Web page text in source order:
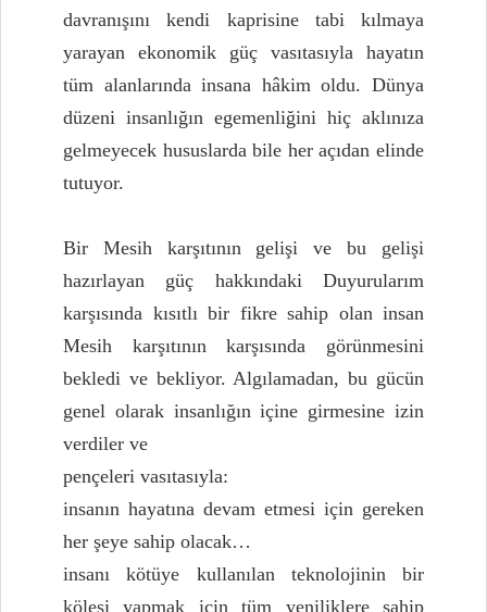
davranışını kendi kaprisine tabi kılmaya
yarayan ekonomik güç vasıtasıyla hayatın
tüm alanlarında insana hâkim oldu. Dünya
düzeni insanlığın egemenliğini hiç aklınıza
gelmeyecek hususlarda bile her açıdan elinde
tutuyor.
Bir Mesih karşıtının gelişi ve bu gelişi
hazırlayan güç hakkındaki Duyurularım
karşısında kısıtlı bir fikre sahip olan insan
Mesih karşıtının karşısında görünmesini
bekledi ve bekliyor. Algılamadan, bu gücün
genel olarak insanlığın içine girmesine izin
verdiler ve
pençeleri vasıtasıyla:
insanın hayatına devam etmesi için gereken
her şeye sahip olacak…
insanı kötüye kullanılan teknolojinin bir
kölesi yapmak için tüm yeniliklere sahip